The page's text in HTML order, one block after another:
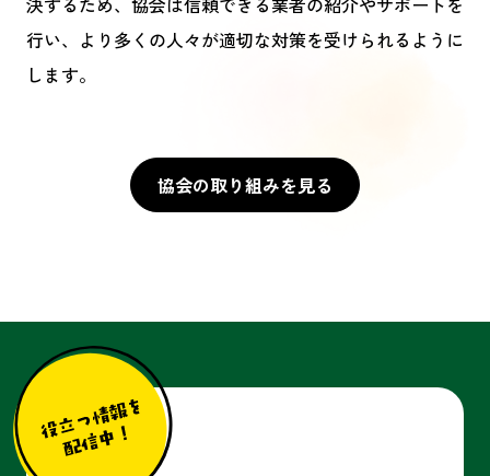
行い、より多くの人々が適切な対策を受けられるように
します。
協会の取り組みを見る